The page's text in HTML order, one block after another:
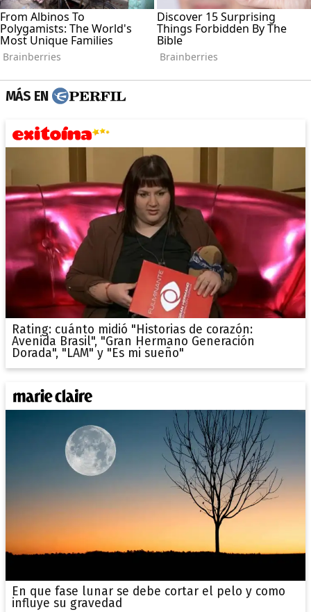
MÁS EN
Rating: cuánto midió "Historias de corazón:
Avenida Brasil", "Gran Hermano Generación
Dorada", "LAM" y "Es mi sueño"
En que fase lunar se debe cortar el pelo y como
influye su gravedad